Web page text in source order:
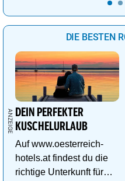
uvm.
DIE BESTEN
DEIN PERFEKTER
KUSCHELURLAUB
Auf www.oesterreich-
hotels.at findest du die
richtige Unterkunft für